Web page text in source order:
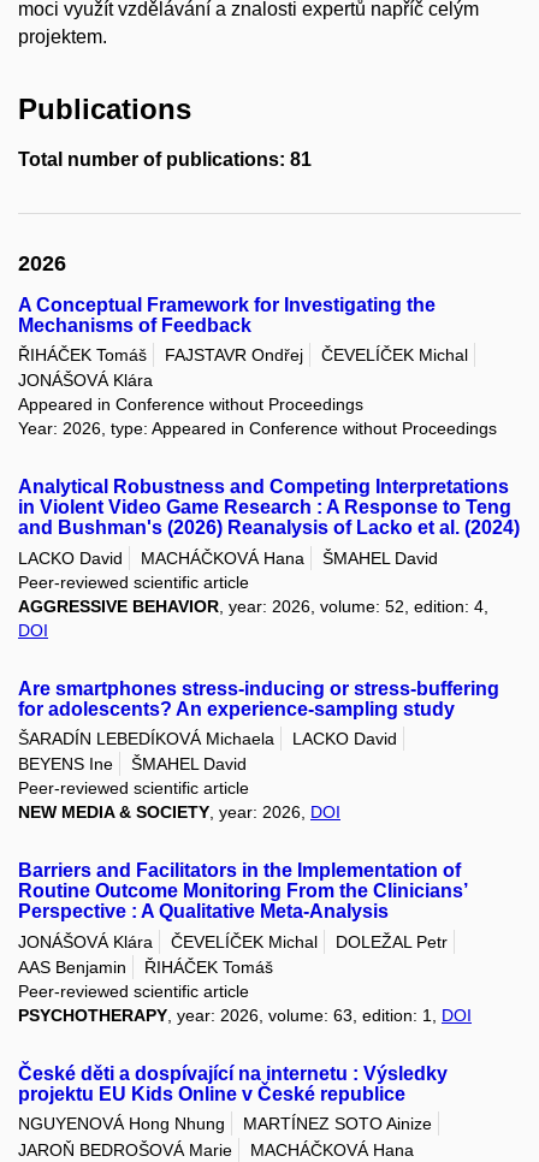
moci využít vzdělávání a znalosti expertů napříč celým
projektem.
Publications
Total number of publications: 81
2026
A Conceptual Framework for Investigating the
Mechanisms of Feedback
ŘIHÁČEK Tomáš FAJSTAVR Ondřej
ČEVELÍČEK Michal
JONÁŠOVÁ Klára
Appeared in Conference without Proceedings
Year: 2026, type: Appeared in Conference without Proceedings
Analytical Robustness and Competing Interpretations
in Violent Video Game Research : A Response to Teng
and Bushman's (2026) Reanalysis of Lacko et al. (2024)
LACKO David MACHÁČKOVÁ Hana
ŠMAHEL David
Peer-reviewed scientific article
AGGRESSIVE BEHAVIOR , year: 2026, volume: 52, edition: 4,
DOI
Are smartphones stress-inducing or stress-buffering
for adolescents? An experience-sampling study
ŠARADÍN LEBEDÍKOVÁ Michaela
LACKO David
BEYENS Ine
ŠMAHEL David
Peer-reviewed scientific article
NEW MEDIA & SOCIETY, year: 2026, DOI
Barriers and Facilitators in the Implementation of
Routine Outcome Monitoring From the Clinicians’
Perspective : A Qualitative Meta-Analysis
JONÁŠOVÁ Klára ČEVELÍČEK Michal
DOLEŽAL Petr
AAS Benjamin
ŘIHÁČEK Tomáš
Peer-reviewed scientific article
PSYCHOTHERAPY , year: 2026, volume: 63, edition: 1, DOI
České děti a dospívající na internetu : Výsledky
projektu EU Kids Online v České republice
NGUYENOVÁ Hong Nhung
MARTÍNEZ SOTO Ainize
JAROŇ BEDROŠOVÁ Marie
MACHÁČKOVÁ Hana